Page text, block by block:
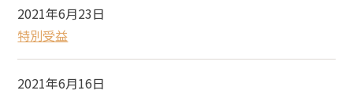
2021年6月23日
特別受益
2021年6月16日